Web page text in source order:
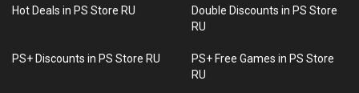
Hot Deals in PS Store RU
Double Discounts in PS Store
RU
PS+ Discounts in PS Store RU
PS+ Free Games in PS Store
RU